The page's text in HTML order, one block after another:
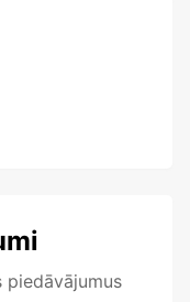
piedāvājumus